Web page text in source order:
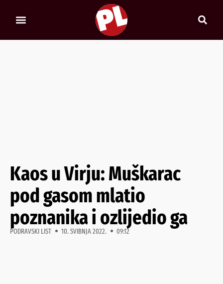
Kaos u Virju: Muškarac
pod gasom mlatio
poznanika i ozlijedio ga
PODRAVSKI LIST 10. SVIBNJA 2022. 09:12